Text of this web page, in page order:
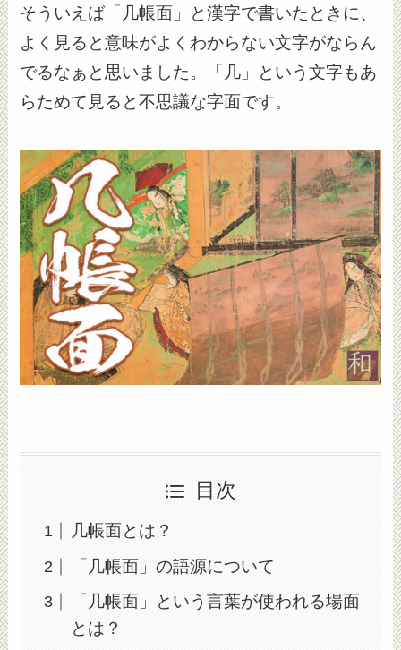
そういえば「几帳面」と漢字で書いたときに、
よく見ると意味がよくわからない文字がならん
でるなぁと思いました。「几」という文字もあ
らためて見ると不思議な字面です。
目次
几帳面とは？
「几帳面」の語源について
「几帳面」という言葉が使われる場面
とは？